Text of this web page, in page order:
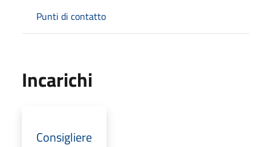
Punti di contatto
Incarichi
Consigliere